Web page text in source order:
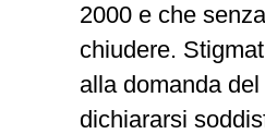
2000 e che
chiudere.
alla domanda
dichiararsi